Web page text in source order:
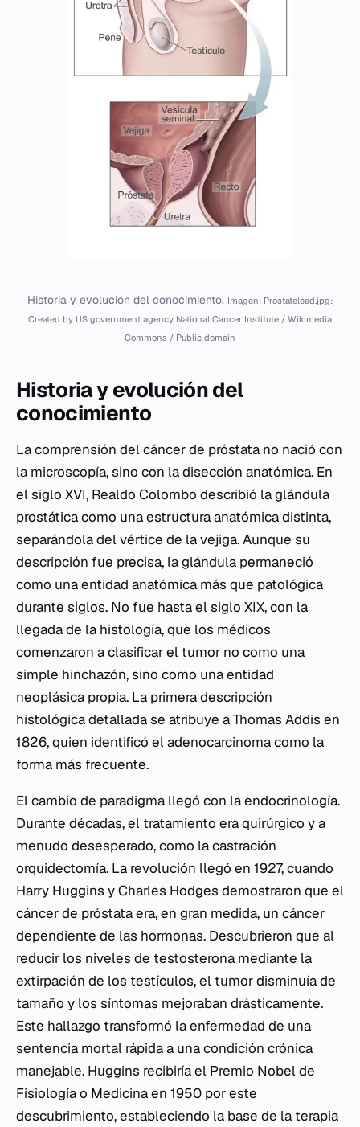
Historia y evolución del conocimiento. Imagen: Prostatelead.jpg:
Created by US government agency National Cancer Institute / Wikimedia
Commons / Public domain
Historia y evolución del
conocimiento
La comprensión del cáncer de próstata no nació con
la microscopía, sino con la disección anatómica. En
el siglo XVI, Realdo Colombo describió la glándula
prostática como una estructura anatómica distinta,
separándola del vértice de la vejiga. Aunque su
descripción fue precisa, la glándula permaneció
como una entidad anatómica más que patológica
durante siglos. No fue hasta el siglo XIX, con la
llegada de la histología, que los médicos
comenzaron a clasificar el tumor no como una
simple hinchazón, sino como una entidad
neoplásica propia. La primera descripción
histológica detallada se atribuye a Thomas Addis en
1826, quien identificó el adenocarcinoma como la
forma más frecuente.
El cambio de paradigma llegó con la endocrinología.
Durante décadas, el tratamiento era quirúrgico y a
menudo desesperado, como la castración
orquidectomía. La revolución llegó en 1927, cuando
Harry Huggins y Charles Hodges demostraron que el
cáncer de próstata era, en gran medida, un cáncer
dependiente de las hormonas. Descubrieron que al
reducir los niveles de testosterona mediante la
extirpación de los testículos, el tumor disminuía de
tamaño y los síntomas mejoraban drásticamente.
Este hallazgo transformó la enfermedad de una
sentencia mortal rápida a una condición crónica
manejable. Huggins recibiría el Premio Nobel de
Fisiología o Medicina en 1950 por este
descubrimiento, estableciendo la base de la terapia